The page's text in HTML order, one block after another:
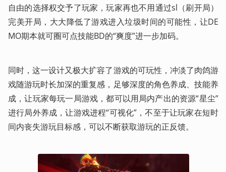
自由的选择权交予了玩家，玩家再也不用通过sl（刷开局）
完美开局，大大降低了游戏进入垃圾时间的可能性，让DE
MO期本就可圈可点技能BD的“爽度”进一步加码。
同时，这一设计又极大扩容了游戏的可玩性，冲淡了肉鸽游
戏随游玩时长加深的重复感，足够深度的角色养成、技能养
成，让玩家每玩一局游戏，都可以用局内产出的资源“星尘”
进行局外养成，让游戏进程“可视化”，不至于让玩家在短时
间内丧失游玩目标感，可以不断获取游玩的正反馈。